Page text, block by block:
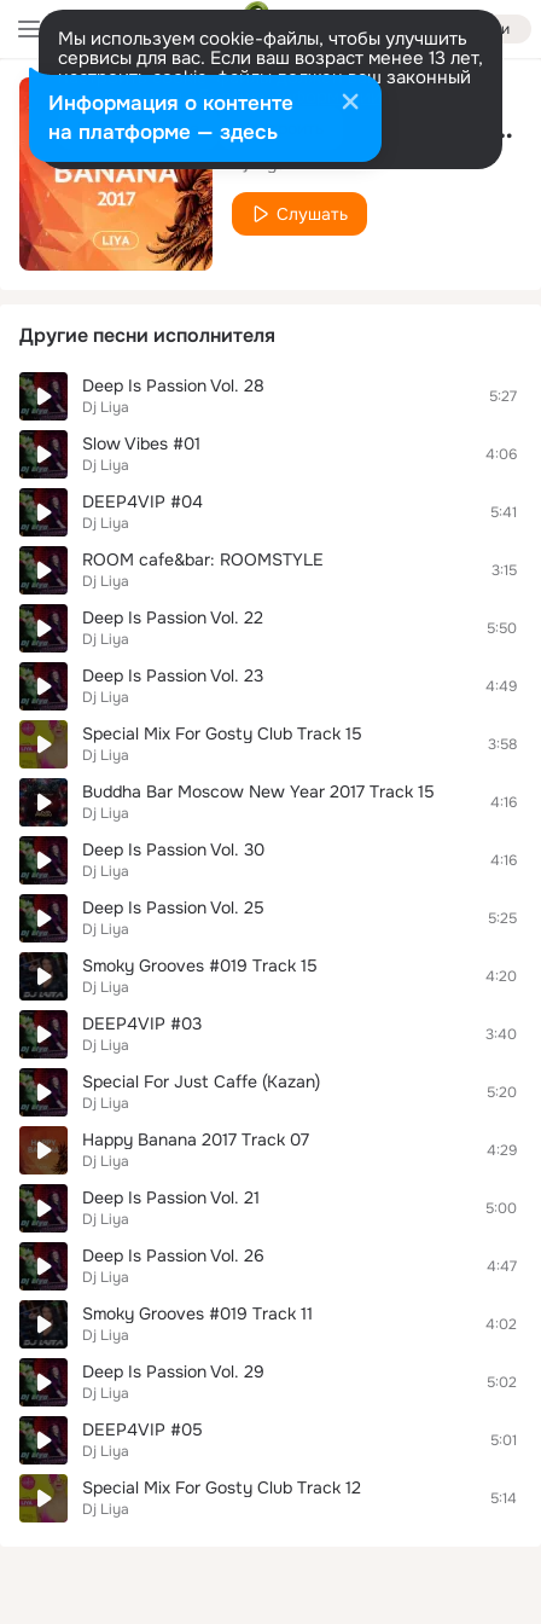
Войти
Мы используем cookie-файлы, чтобы улучшить
сервисы для вас. Если ваш возраст менее 13 лет,
настроить cookie-файлы должен ваш законный
представитель. Больше информации
Разрешить все Настроить Happy Banana 2017 Track 14
Dj Liya
Слушать
Другие песни исполнителя
Deep Is Passion Vol. 28
Dj Liya
5:27
Slow Vibes #01
Dj Liya
4:06
DEEP4VIP #04
Dj Liya
5:41
ROOM cafe&bar: ROOMSTYLE
Dj Liya
3:15
Deep Is Passion Vol. 22
Dj Liya
5:50
Deep Is Passion Vol. 23
Dj Liya
4:49
Special Mix For Gosty Club Track 15
Dj Liya
3:58
Buddha Bar Moscow New Year 2017 Track 15
Dj Liya
4:16
Deep Is Passion Vol. 30
Dj Liya
4:16
Deep Is Passion Vol. 25
Dj Liya
5:25
Smoky Grooves #019 Track 15
Dj Liya
4:20
DEEP4VIP #03
Dj Liya
3:40
Special For Just Caffe (Kazan)
Dj Liya
5:20
Happy Banana 2017 Track 07
Dj Liya
4:29
Deep Is Passion Vol. 21
Dj Liya
5:00
Deep Is Passion Vol. 26
Dj Liya
4:47
Smoky Grooves #019 Track 11
Dj Liya
4:02
Deep Is Passion Vol. 29
Dj Liya
5:02
DEEP4VIP #05
Dj Liya
5:01
Special Mix For Gosty Club Track 12
Dj Liya
5:14
Информация о контенте
на платформе — здесь